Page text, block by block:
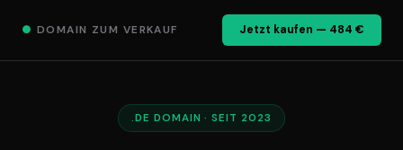
● DOMAIN ZUM VERKAUF Jetzt kaufen — 484 €
.DE DOMAIN · SEIT 2023